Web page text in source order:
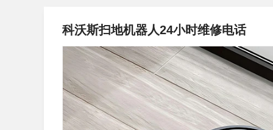
科沃斯扫地机器人24小时维修电话